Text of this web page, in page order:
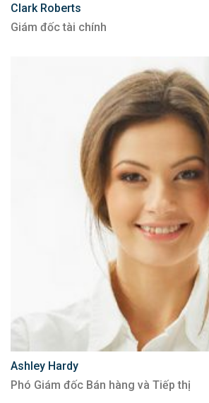
Clark Roberts
Giám đốc tài chính
Ashley Hardy
Phó Giám đốc Bán hàng và Tiếp thị